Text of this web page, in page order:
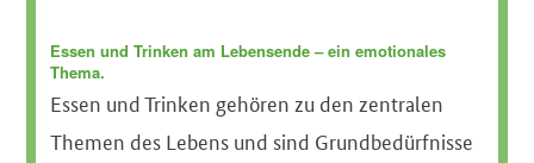
Essen und Trinken am Lebensende – ein emotionales
Thema.
Essen und Trinken gehören zu den zentralen
Themen des Lebens und sind Grundbedürfnisse